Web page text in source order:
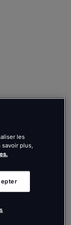
les
savoir plus,